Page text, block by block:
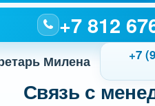
+7 812
Милена
+7
Связь с